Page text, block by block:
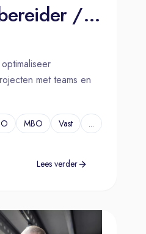
Werkvoorbereider / Planner Jachtschilderen | Amsterdam
met teams en
MBO Vast ...
Lees verder